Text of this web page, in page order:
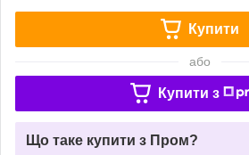
Купити
або
Купити з
Що таке купити з Пром?